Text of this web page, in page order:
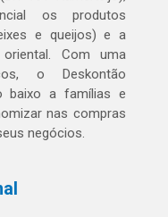
os produtos
e queijos) e a
Com uma
o Deskontão
baixo a famílias e
nas compras
negócios.